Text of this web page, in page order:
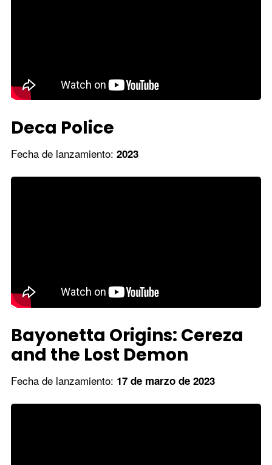
Deca Police
Fecha de lanzamiento: 2023
Bayonetta Origins: Cereza
and the Lost Demon
Fecha de lanzamiento: 17 de marzo de 2023